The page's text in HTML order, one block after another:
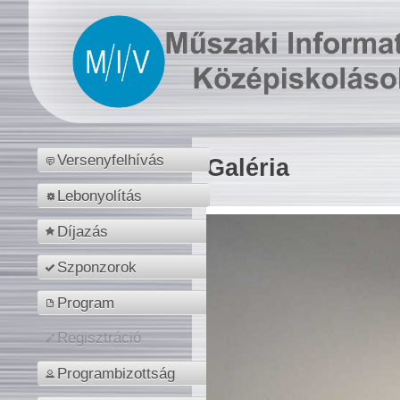
Versenyfelhívás
Lebonyolítás
Díjazás
Szponzorok
Program
Regisztráció
Programbizottság
Galéria